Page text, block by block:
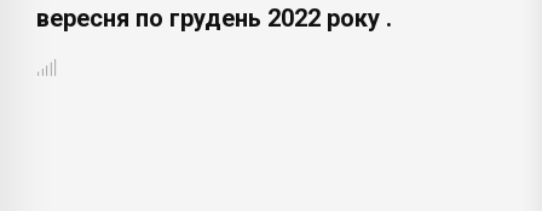
вересня по грудень 2022 року .